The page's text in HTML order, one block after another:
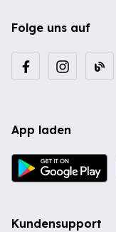
Folge uns auf
App laden
Kundensupport